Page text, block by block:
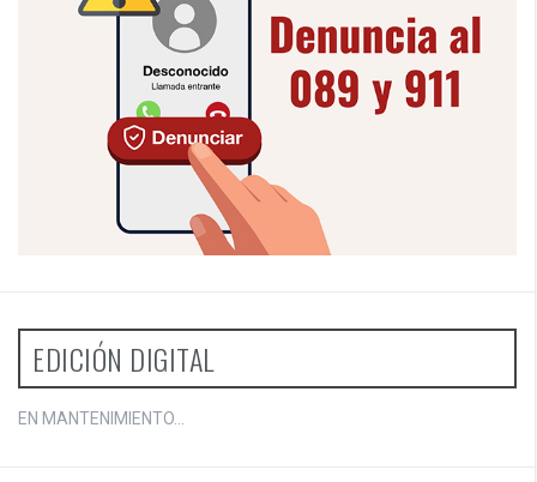
EDICIÓN DIGITAL
EN MANTENIMIENTO...